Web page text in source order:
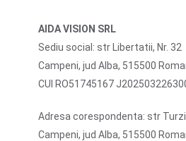
AIDA VISION SRL
Sediu social: str Libertatii, Nr. 32
Campeni, jud Alba, 515500
CUI RO51745167
Adresa corespondenta: str
Campeni, jud Alba, 515500